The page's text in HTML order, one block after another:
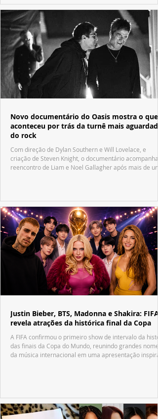
Novo documentário do Oasis mostra o que
aconteceu por trás da turnê mais aguardada
do rock
Com direção de Dylan Southern e Will Lovelace, e
criação de Steven Knight, o documentário acompanha
reencontro de Liam e Noel Gallagher após mais de
Justin Bieber, BTS, Madonna e Shakira: FIFA
revela atrações da histórica final da Copa
A FIFA confirmou o primeiro show de intervalo da
das finais da Copa do Mundo, reunindo grandes nomes
da música internacional em uma apresentação